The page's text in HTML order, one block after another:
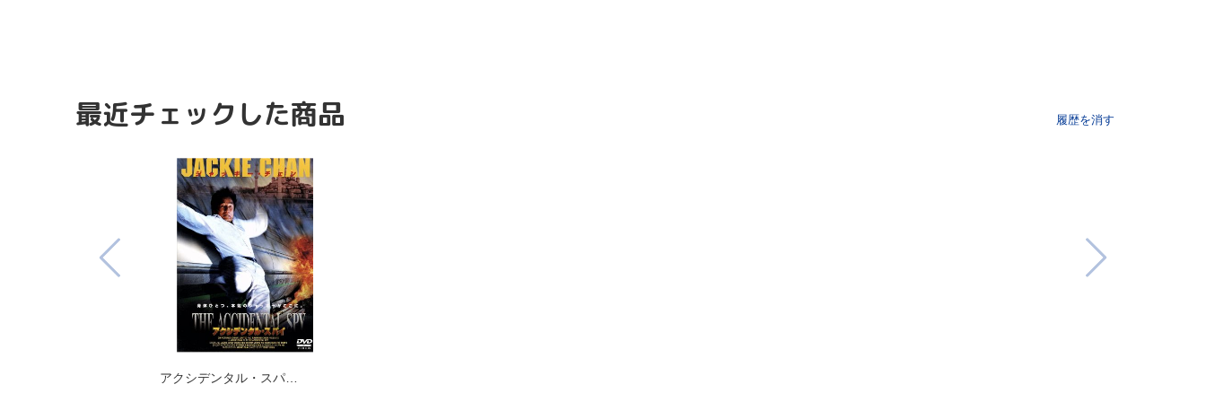
最近チェックした商品 履歴を消す
アクシデンタル・スパ…